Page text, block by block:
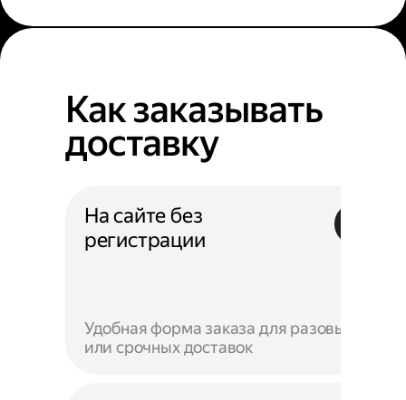
Как заказывать
доставку
На сайте без
регистрации
Удобная форма заказа для разовых
или срочных доставок